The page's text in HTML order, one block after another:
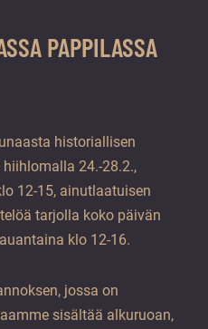
PAPPILASSA
historiallisen
24.-28.2.,
12-15, ainutlaatuisen
tarjolla koko päivän
klo 12-16.
jossa on
sisältää alkuruoan,